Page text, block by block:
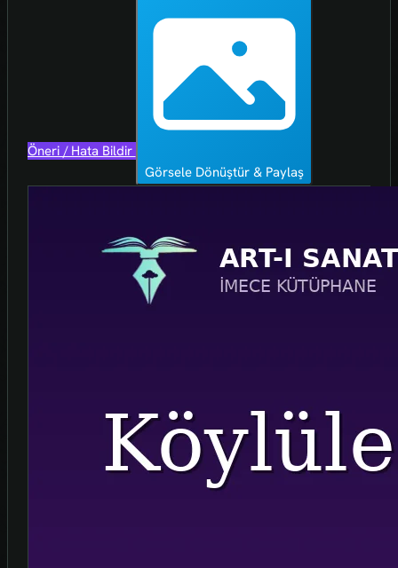
Öneri / Hata Bildir
Görsele Dönüştür & Paylaş